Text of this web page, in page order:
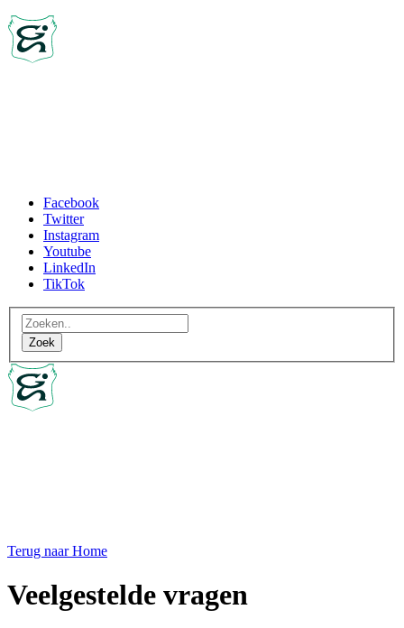
Facebook
Twitter
Instagram
Youtube
LinkedIn
TikTok
Terug naar Home
Veelgestelde vragen